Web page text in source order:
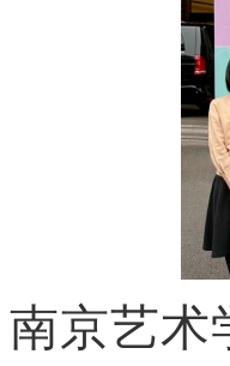
南京艺术